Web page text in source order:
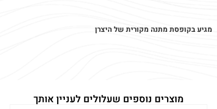
מגיע בקופסת מתנה מקורית של היצרן
מוצרים נוספים שעלולים לעניין אותך